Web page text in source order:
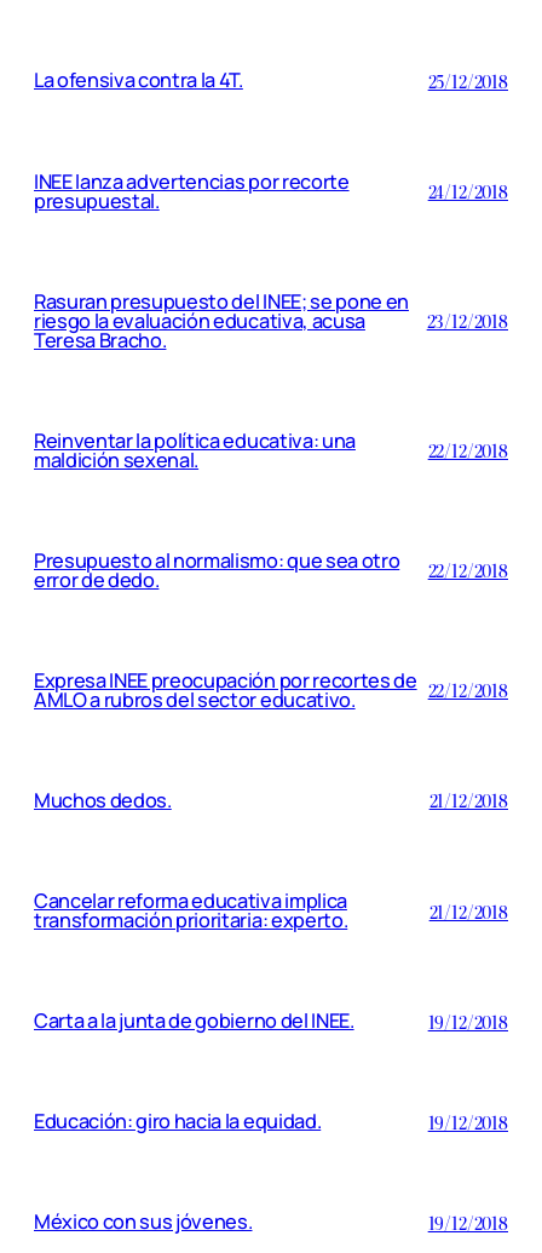
La ofensiva contra la 4T. 25/12/2018
INEE lanza advertencias por recorte
presupuestal. 24/12/2018
Rasuran presupuesto del INEE; se pone en
riesgo la evaluación educativa, acusa
Teresa Bracho.
23/12/2018
Reinventar la política educativa: una
maldición sexenal. 22/12/2018
Presupuesto al normalismo: que sea otro
error de dedo. 22/12/2018
Expresa INEE preocupación por recortes de
AMLO a rubros del sector educativo. 22/12/2018
Muchos dedos. 21/12/2018
Cancelar reforma educativa implica
transformación prioritaria: experto. 21/12/2018
Carta a la junta de gobierno del INEE. 19/12/2018
Educación: giro hacia la equidad. 19/12/2018
México con sus jóvenes. 19/12/2018